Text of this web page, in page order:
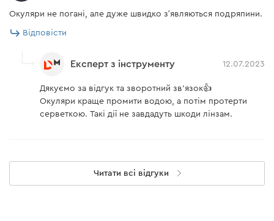
Окуляри не погані, але дуже швидко зʼявляються подряпини.
Відповісти
Експерт з інструменту 12.07.2023
Дякуємо за відгук та зворотний зв'язок👍
Окуляри краще промити водою, а потім протерти
серветкою. Такі дії не завдадуть шкоди лінзам.
Читати всі відгуки